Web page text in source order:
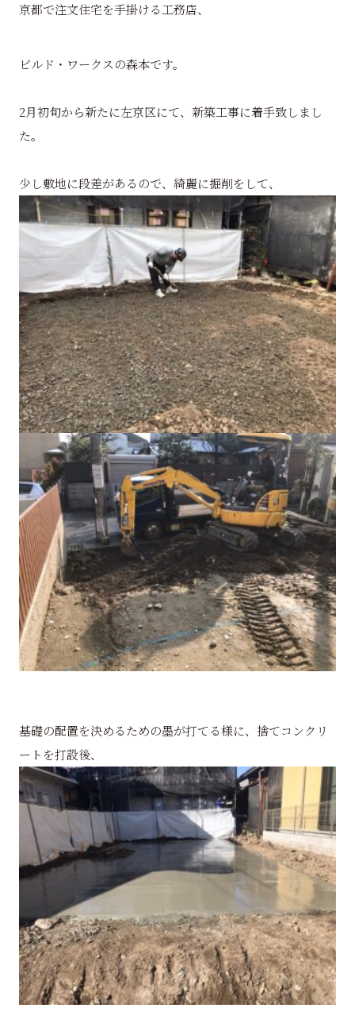
京都で注文住宅を手掛ける工務店、
ビルド・ワークスの森本です。
2月初旬から新たに左京区にて、新築工事に着手致しまし
た。
少し敷地に段差があるので、綺麗に掘削をして、
基礎の配置を決めるための墨が打てる様に、捨てコンクリ
ートを打設後、